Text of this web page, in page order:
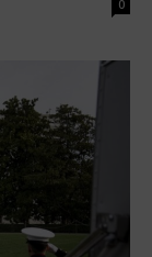
0